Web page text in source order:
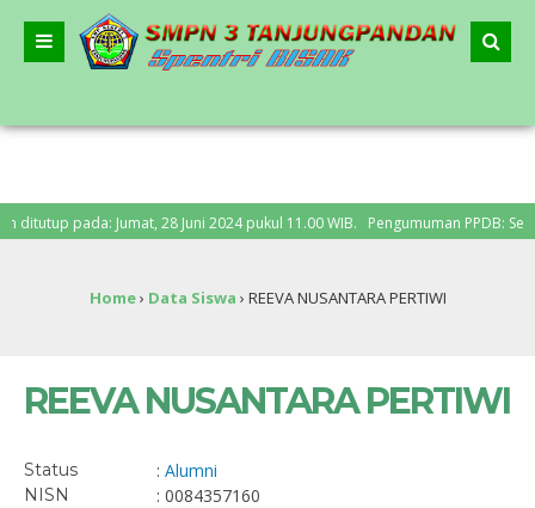
pada: Jumat, 28 Juni 2024 pukul 11.00 WIB. Pengumuman PPDB: Senin, 1
Home› Data Siswa › REEVA NUSANTARA PERTIWI
REEVA NUSANTARA PERTIWI
Status : Alumni
NISN : 0084357160